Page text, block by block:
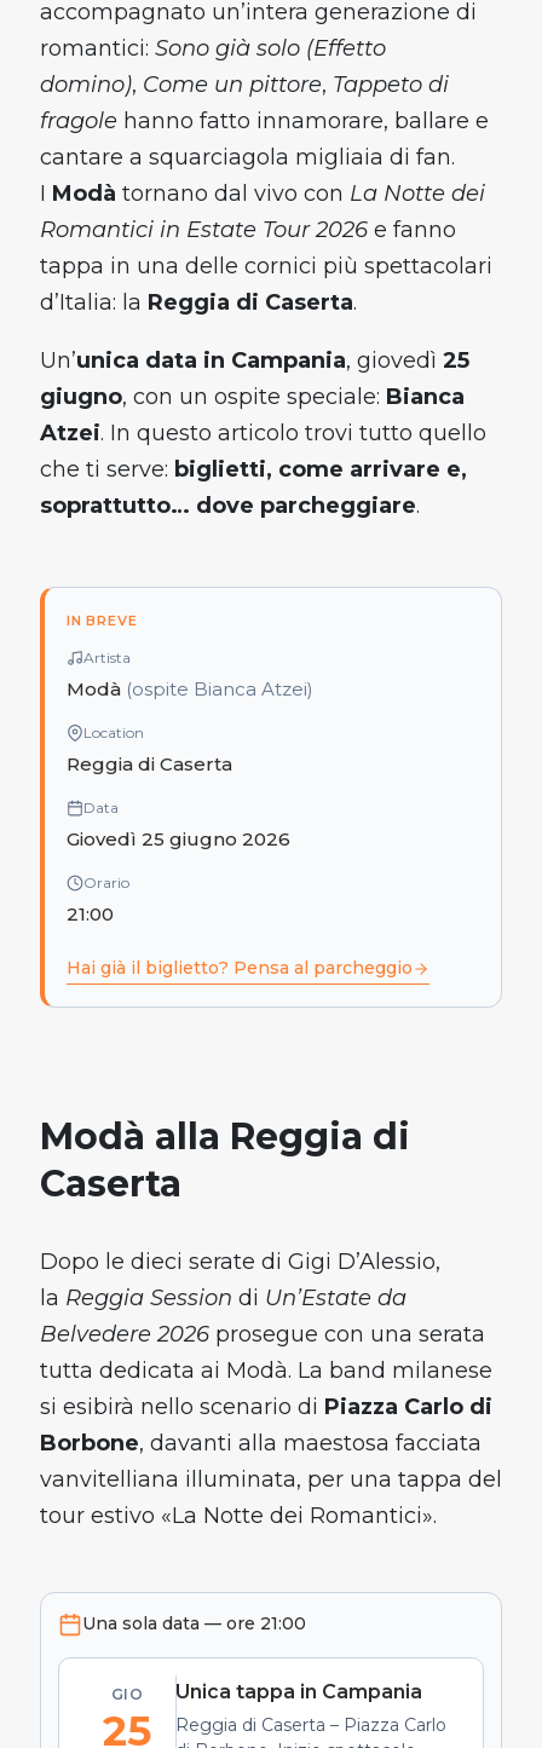
accompagnato un’intera generazione di
romantici: Sono già solo (Effetto
domino), Come un pittore, Tappeto di
fragole hanno fatto innamorare, ballare e
cantare a squarciagola migliaia di fan.
I Modà tornano dal vivo con La Notte dei
Romantici in Estate Tour 2026 e fanno
tappa in una delle cornici più spettacolari
d’Italia: la Reggia di Caserta.
Un’unica data in Campania, giovedì 25
giugno, con un ospite speciale: Bianca
Atzei. In questo articolo trovi tutto quello
che ti serve: biglietti, come arrivare e,
soprattutto… dove parcheggiare.
IN BREVE
Artista
Modà (ospite Bianca Atzei)
Location
Reggia di Caserta
Data
Giovedì 25 giugno 2026
Orario
21:00
Hai già il biglietto? Pensa al parcheggio
Modà alla Reggia di
Caserta
Dopo le dieci serate di Gigi D’Alessio,
la Reggia Session di Un’Estate da
Belvedere 2026 prosegue con una serata
tutta dedicata ai Modà. La band milanese
si esibirà nello scenario di Piazza Carlo di
Borbone, davanti alla maestosa facciata
vanvitelliana illuminata, per una tappa del
tour estivo «La Notte dei Romantici».
Una sola data — ore 21:00
GIO
25
Unica tappa in Campania
Reggia di Caserta – Piazza Carlo